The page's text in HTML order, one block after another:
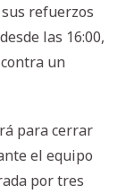
refuerzos
las 16:00,
un
para cerrar
el equipo
por tres